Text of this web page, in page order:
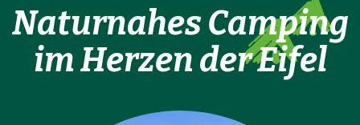
Naturnahes Camping
im Herzen der Eifel